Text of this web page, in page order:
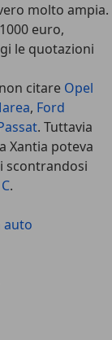
molto ampia.
euro,
le quotazioni
citare Opel
, Ford
. Tuttavia
Xantia poteva
scontrandosi
.
auto